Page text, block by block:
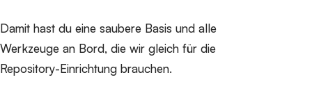
Damit hast du eine saubere Basis und alle
Werkzeuge an Bord, die wir gleich für die
Repository-Einrichtung brauchen.